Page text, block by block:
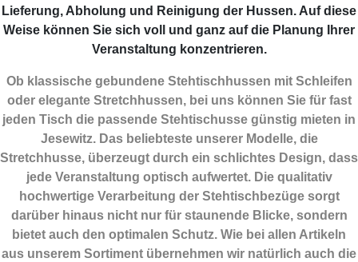
Lieferung, Abholung und Reinigung der Hussen. Auf diese
Weise können Sie sich voll und ganz auf die Planung Ihrer
Veranstaltung konzentrieren.
Ob klassische gebundene Stehtischhussen mit Schleifen
oder elegante Stretchhussen, bei uns können Sie für fast
jeden Tisch die passende Stehtischusse günstig mieten in
Jesewitz. Das beliebteste unserer Modelle, die
Stretchhusse, überzeugt durch ein schlichtes Design, dass
jede Veranstaltung optisch aufwertet. Die qualitativ
hochwertige Verarbeitung der Stehtischbezüge sorgt
darüber hinaus nicht nur für staunende Blicke, sondern
bietet auch den optimalen Schutz. Wie bei allen Artikeln
aus unserem Sortiment übernehmen wir natürlich auch die